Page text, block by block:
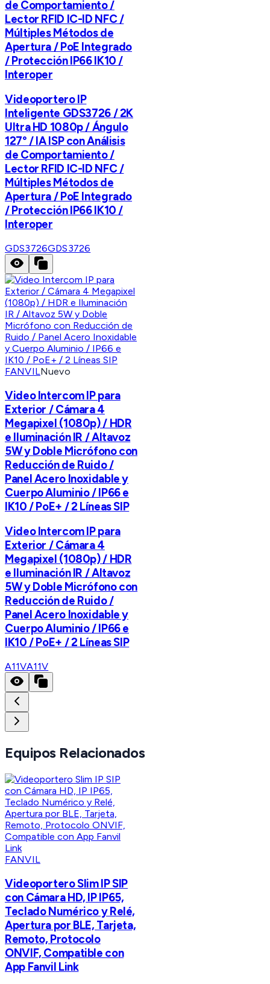
de Comportamiento /
Lector RFID IC-ID NFC /
Múltiples Métodos de
Apertura / PoE Integrado
/ Protección IP66 IK10 /
Interoper
Videoportero IP
Inteligente GDS3726 / 2K
Ultra HD 1080p / Ángulo
127° / IA ISP con Análisis
de Comportamiento /
Lector RFID IC-ID NFC /
Múltiples Métodos de
Apertura / PoE Integrado
/ Protección IP66 IK10 /
Interoper
GDS3726GDS3726
FANVILNuevo
Video Intercom IP para
Exterior / Cámara 4
Megapixel (1080p) / HDR
e Iluminación IR / Altavoz
5W y Doble Micrófono con
Reducción de Ruido /
Panel Acero Inoxidable y
Cuerpo Aluminio / IP66 e
IK10 / PoE+ / 2 Líneas SIP
Video Intercom IP para
Exterior / Cámara 4
Megapixel (1080p) / HDR
e Iluminación IR / Altavoz
5W y Doble Micrófono con
Reducción de Ruido /
Panel Acero Inoxidable y
Cuerpo Aluminio / IP66 e
IK10 / PoE+ / 2 Líneas SIP
A11VA11V
Equipos Relacionados
FANVIL
Videoportero Slim IP SIP
con Cámara HD, IP IP65,
Teclado Numérico y Relé,
Apertura por BLE, Tarjeta,
Remoto, Protocolo
ONVIF, Compatible con
App Fanvil Link